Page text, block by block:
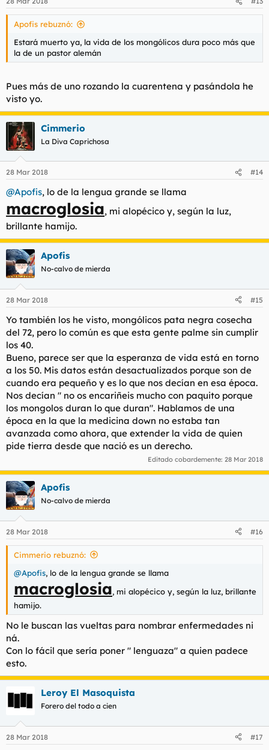
e
s
Apofis rebuznó:
Estará muerto ya, la vida de los mongólicos dura poco más que
la de un pastor alemán
Pues más de uno rozando la cuarentena y pasándola he
visto yo.
Cimmerio
La Diva Caprichosa
28 Mar 2018 #14
@Apofis, lo de la lengua grande se llama
macroglosia, mi alopécico y, según la luz,
brillante hamijo.
Apofis
No-calvo de mierda
28 Mar 2018 #15
Yo también los he visto, mongólicos pata negra cosecha
del 72, pero lo común es que esta gente palme sin cumplir
los 40.
Bueno, parece ser que la esperanza de vida está en torno
a los 50. Mis datos están desactualizados porque son de
cuando era pequeño y es lo que nos decían en esa época.
Nos decían " no os encariñeis mucho con paquito porque
los mongolos duran lo que duran". Hablamos de una
época en la que la medicina down no estaba tan
avanzada como ahora, que extender la vida de quien
pide tierra desde que nació es un derecho.
Editado cobardemente: 28 Mar 2018
Apofis
No-calvo de mierda
28 Mar 2018 #16
Cimmerio rebuznó:
@Apofis, lo de la lengua grande se llama
macroglosia, mi alopécico y, según la luz, brillante
hamijo.
No le buscan las vueltas para nombrar enfermedades ni
ná.
Con lo fácil que sería poner " lenguaza" a quien padece
esto.
Leroy El Masoquista
Forero del todo a cien
28 Mar 2018 #17